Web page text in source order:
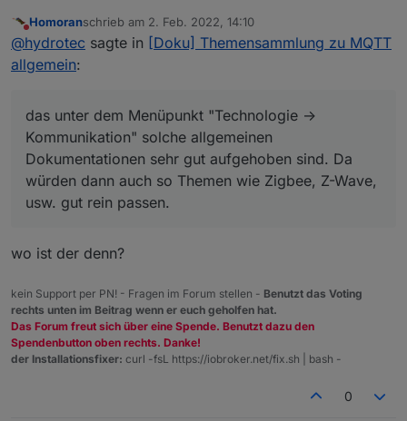
Das Schlimme an deinem Entwurf ist ja, dass er
Ich habe für mich auf GitHub entschieden, das unter
dem Menüpunkt "Technologie -> Kommunikation"
solche allgemeinen Dokumentationen sehr gut
aufgehoben sind. Da würden dann auch so Themen
wie Zigbee, Z-Wave, usw. gut rein passen.
Wie das Menü letztendlich aussehen soll müsst ihr im
Core-Team entscheiden, da will ich mich nicht
@homoransagte in[Doku] Themensammlung zu
MQTT allgemein:
BTW: ich weiß auch nicht, warum die bisherigen
Änderungen an der Menüstruktur immer noch
EDIT: Der Interessierte kann über die Suchfunktion in
Nicht stören
Homoranschrieb am 2. Feb. 2022, 14:10
zuletzt editiert von
@hydrotec sagte in [Doku] Themensammlung zu MQTT
allgemein:
das unter dem Menüpunkt "Technologie ->
Kommunikation" solche allgemeinen
Dokumentationen sehr gut aufgehoben sind. Da
würden dann auch so Themen wie Zigbee, Z-Wave,
usw. gut rein passen.
wo ist der denn?
kein Support per PN! - Fragen im Forum stellen - Benutzt das Voting
rechts unten im Beitrag wenn er euch geholfen hat.
Das Forum freut sich über eine Spende. Benutzt dazu den
Spendenbutton oben rechts. Danke!
der Installationsfixer: curl -fsL https://iobroker.net/fix.sh | bash -
0